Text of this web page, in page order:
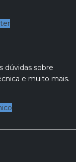
dúvidas sobre
e muito mais.